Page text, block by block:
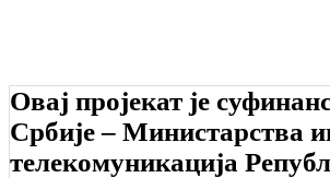
Овај пројекат је
Србије – Министарства
телекомуникација